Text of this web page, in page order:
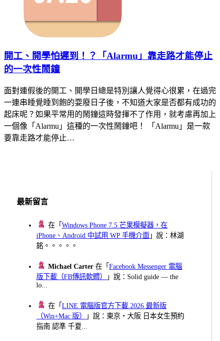
開工、開學怕遲到！？「Alarmu」靠走路才能停止
的一次性鬧鐘
面對連假後的開工、開學日總是特別讓人覺得心很累，在過完
一連串睡覺睡到飽的耍廢日子後，不知道大家是否都有成功的
起床呢？如果平常用的鬧鐘這時發揮不了作用，就考慮再加上
一個像「Alarmu」這種的一次性鬧鐘吧！ 「Alarmu」是一款
要靠走路才能停止…
最新留言
在「Windows Phone 7.5 芒果模擬器，在
iPhone、Android 中試用 WP 手機介面 」說：林湖
銘。。。。。
Michael Carter 在「Facebook Messenger 電腦
版下載（FB傳訊軟體）
」說：Solid guide — the
lo...
在「LINE 電腦版官方下載 2026 最新版
（Win+Mac 版）
」說：東京・大阪 日本女生預約
指南 認準 千夏...